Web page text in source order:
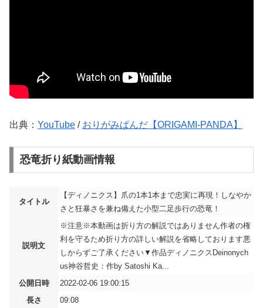
出典： YouTube / おりがみぱんだ【ORIGAMI-PANDA】
恐竜折り紙動画情報
タイトル
【ディノニクス】爪の1本1本まで忠実に再現！しなやか
さと狂暴さを兼ね備えた小型二足歩行の恐竜！
説明文
※注意※本動画は折り方の解説ではありません作者の権
利を守るため折り方の詳しい解説を省略しております悪
しからずご了承ください▼作品ディノニクスDeinonych
us神谷哲史：作by Satoshi Ka...
公開日時
2022-02-06 19:00:15
長さ
09:08